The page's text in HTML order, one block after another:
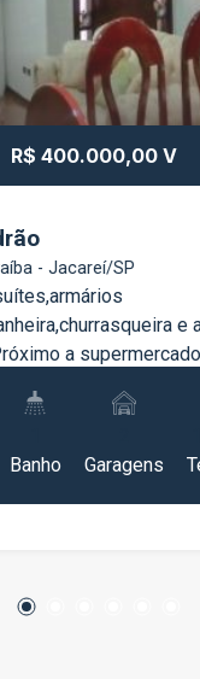
R$ 400.000,00 V
- Jacareí/SP
e
a
Banho
Garagens